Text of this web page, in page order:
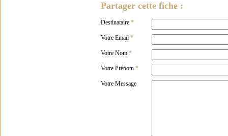
Partager cette fiche :
Destinataire *
Votre Email *
Votre Nom *
Votre Prénom *
Votre Message